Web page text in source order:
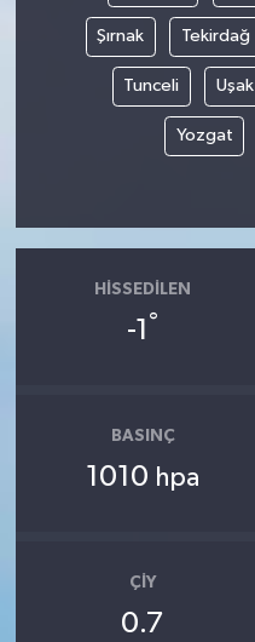
Şırnak Tekirdağ
Tunceli Uşak
Yozgat
HISSEDILEN
-1 °
BASINÇ
1010 hpa
ÇIY
0.7